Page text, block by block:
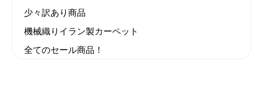
少々訳あり商品
機械織りイラン製カーペット
全てのセール商品！